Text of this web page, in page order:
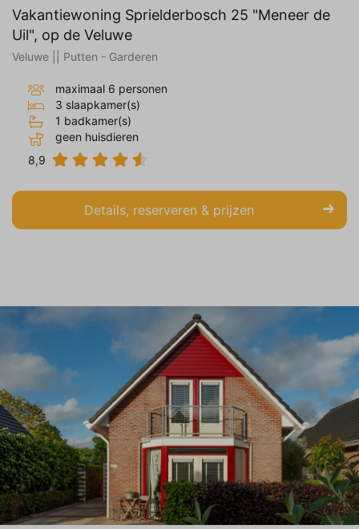
Marketing:
Deze site gebruikt cookies en Google
technologieën om het siteverkeer te
analyseren. Het doel van marketingcookies is
op en relevant zijn voor de individuele
gebruiker. Deze advertenties worden zo
waardevoller voor uitgevers en externe
adverteerders.
Vakantiewoning Sprielderbosch 25 "Meneer de
Uil", op de Veluwe
Veluwe || Putten - Garderen
maximaal 6 personen
3 slaapkamer(s)
1 badkamer(s)
geen huisdieren
8,9
Details, reserveren & prijzen